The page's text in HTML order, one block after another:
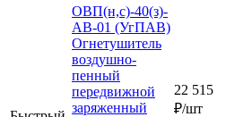
ОВП(н,с)-40(з)-
АВ-01 (УгПАВ)
Огнетушитель
воздушно-
пенный
передвижной
заряженный
22 515
₽/шт